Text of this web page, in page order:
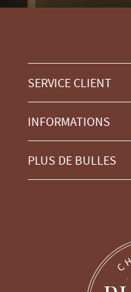
SERVICE CLIENT
INFORMATIONS
PLUS DE BULLES